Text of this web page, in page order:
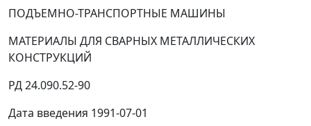
ПОДЪЕМНО-ТРАНСПОРТНЫЕ МАШИНЫ
МАТЕРИАЛЫ ДЛЯ СВАРНЫХ МЕТАЛЛИЧЕСКИХ
КОНСТРУКЦИЙ
РД 24.090.52-90
Дата введения 1991-07-01